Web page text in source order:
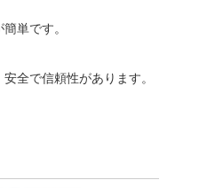
単です。
全で信頼性があります。